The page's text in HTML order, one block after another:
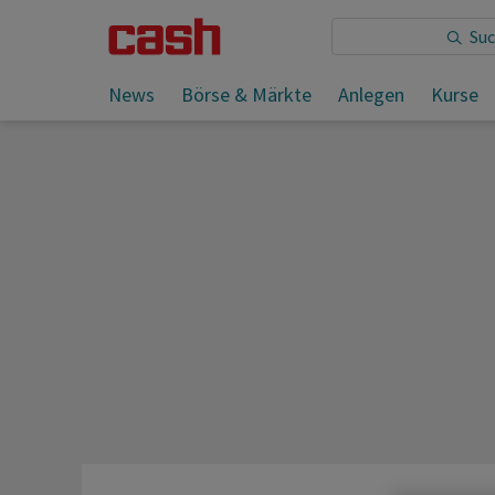
News Börse & Märkte Anlegen Kurse
Sie lesen: